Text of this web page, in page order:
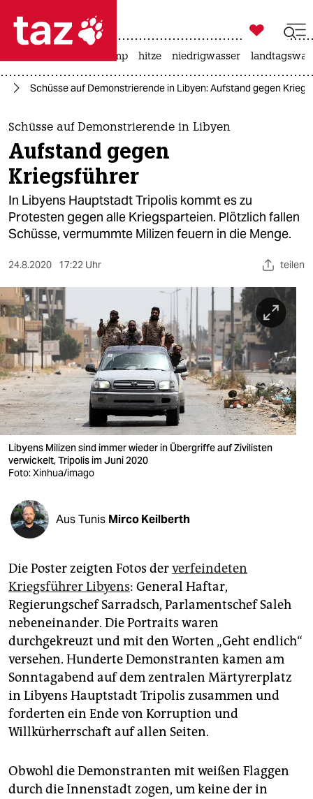
 taz zahl ich
taz zahl ich
themen
politik
öko
gesellschaft
sport
berlin
nord
wahrheit
verlag
verlag
veranstaltungen
fragen & hilfe
abo
genossenschaft
epaper login

taz zahl ich
usa unter trump hitze niedrigwasser
Schüsse auf Demonstrierende in Libyen: Aufstand gegen
Schüsse auf Demonstrierende in Libyen
Aufstand gegen
Kriegsführer
In Libyens Hauptstadt Tripolis kommt es zu
Protesten gegen alle Kriegsparteien. Plötzlich fallen
Schüsse, vermummte Milizen feuern in die Menge.
24.8.2020 17:22 Uhr teilen
Libyens Milizen sind immer wieder in Übergriffe auf Zivilisten
verwickelt, Tripolis im Juni 2020
Foto: Xinhua/imago
Aus Tunis Mirco Keilberth
Die Poster zeigten Fotos derverfeindeten
Kriegsführer Libyens: General Haftar,
Regierungschef Sarradsch, Parlamentschef Saleh
nebeneinander. Die Portraits waren
durchgekreuzt und mit den Worten „Geht endlich“
versehen. Hunderte Demonstranten kamen am
Sonntagabend auf dem zentralen Märtyrerplatz
in Libyens Hauptstadt Tripolis zusammen und
forderten ein Ende von Korruption und
Willkürherrschaft auf allen Seiten.
Obwohl die Demonstranten mit weißen Flaggen
durch die Innenstadt zogen, um keine der in